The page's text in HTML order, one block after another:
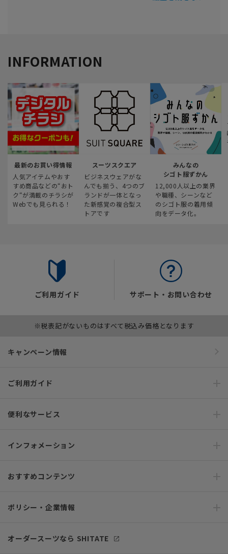
INFORMATION
最新のお買い得情報
人気アイテムやおす
すめ商品などの“おト
ク“が満載のチラシが
Webでも見られる！
スーツスクエア
ビジネスウェアがな
んでも揃う、4つのブ
ランドが一体となっ
た新感覚の複合型ス
トアです
みんなの
シゴト服ずかん
12,000人以上の業界
や職種、シーンなど
のシゴト服の着用傾
向をデータ化。
ご利用ガイド サポート・お問い合わせ
※税表記がないものはすべて税込み価格となります
キャンペーン情報
ご利用ガイド
便利なサービス
インフォメーション
おすすめコンテンツ
ポリシー・企業情報
オーダースーツなら SHITATE